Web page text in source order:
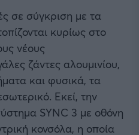
σε σύγκριση με τα
κυρίως στο
νέους
ζάντες αλουμινίου,
και φυσικά, τα
Εκεί, την
SYNC 3 με οθόνη
κονσόλα, η οποία